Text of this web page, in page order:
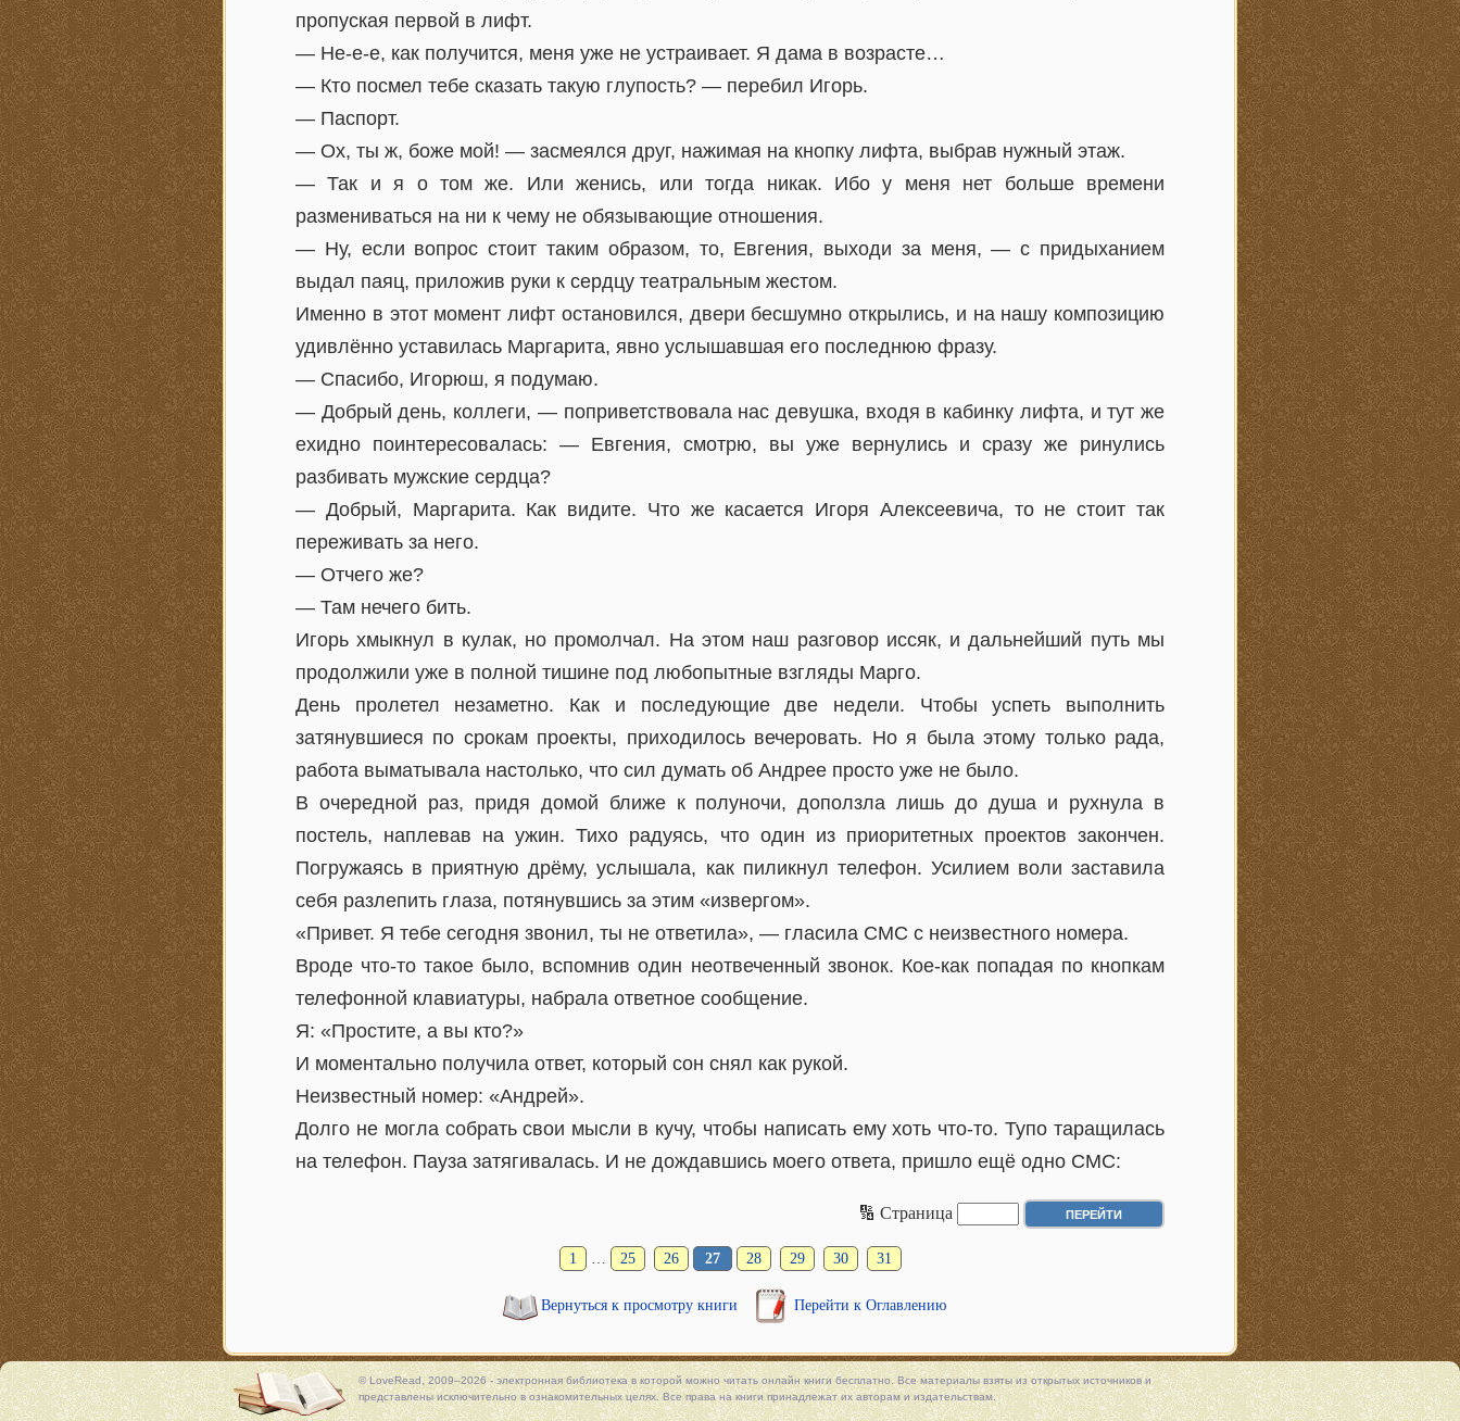
пропуская первой в лифт.
— Не-е-е, как получится, меня уже не устраивает. Я дама в возрасте…
— Кто посмел тебе сказать такую глупость? — перебил Игорь.
— Паспорт.
— Ох, ты ж, боже мой! — засмеялся друг, нажимая на кнопку лифта, выбрав нужный этаж.
— Так и я о том же. Или женись, или тогда никак. Ибо у меня нет больше времени
размениваться на ни к чему не обязывающие отношения.
— Ну, если вопрос стоит таким образом, то, Евгения, выходи за меня, — с придыханием
выдал паяц, приложив руки к сердцу театральным жестом.
Именно в этот момент лифт остановился, двери бесшумно открылись, и на нашу композицию
удивлённо уставилась Маргарита, явно услышавшая его последнюю фразу.
— Спасибо, Игорюш, я подумаю.
— Добрый день, коллеги, — поприветствовала нас девушка, входя в кабинку лифта, и тут же
ехидно поинтересовалась: — Евгения, смотрю, вы уже вернулись и сразу же ринулись
разбивать мужские сердца?
— Добрый, Маргарита. Как видите. Что же касается Игоря Алексеевича, то не стоит так
переживать за него.
— Отчего же?
— Там нечего бить.
Игорь хмыкнул в кулак, но промолчал. На этом наш разговор иссяк, и дальнейший путь мы
продолжили уже в полной тишине под любопытные взгляды Марго.
День пролетел незаметно. Как и последующие две недели. Чтобы успеть выполнить
затянувшиеся по срокам проекты, приходилось вечеровать. Но я была этому только рада,
работа выматывала настолько, что сил думать об Андрее просто уже не было.
В очередной раз, придя домой ближе к полуночи, доползла лишь до душа и рухнула в
постель, наплевав на ужин. Тихо радуясь, что один из приоритетных проектов закончен.
Погружаясь в приятную дрёму, услышала, как пиликнул телефон. Усилием воли заставила
себя разлепить глаза, потянувшись за этим «извергом».
«Привет. Я тебе сегодня звонил, ты не ответила», — гласила СМС с неизвестного номера.
Вроде что-то такое было, вспомнив один неотвеченный звонок. Кое-как попадая по кнопкам
телефонной клавиатуры, набрала ответное сообщение.
Я: «Простите, а вы кто?»
И моментально получила ответ, который сон снял как рукой.
Неизвестный номер: «Андрей».
Долго не могла собрать свои мысли в кучу, чтобы написать ему хоть что-то. Тупо таращилась
на телефон. Пауза затягивалась. И не дождавшись моего ответа, пришло ещё одно СМС:
🔢 Страница
1 … 25 26 27 28 29 30 31
Вернуться к просмотру книги Перейти к Оглавлению
© LoveRead, 2009–2026 - электронная библиотека в которой можночитать онлайн книгибесплатно. Все материалы взяты из открытых источников и
представлены исключительно в ознакомительных целях. Все права на книги принадлежат их авторам и издательствам.